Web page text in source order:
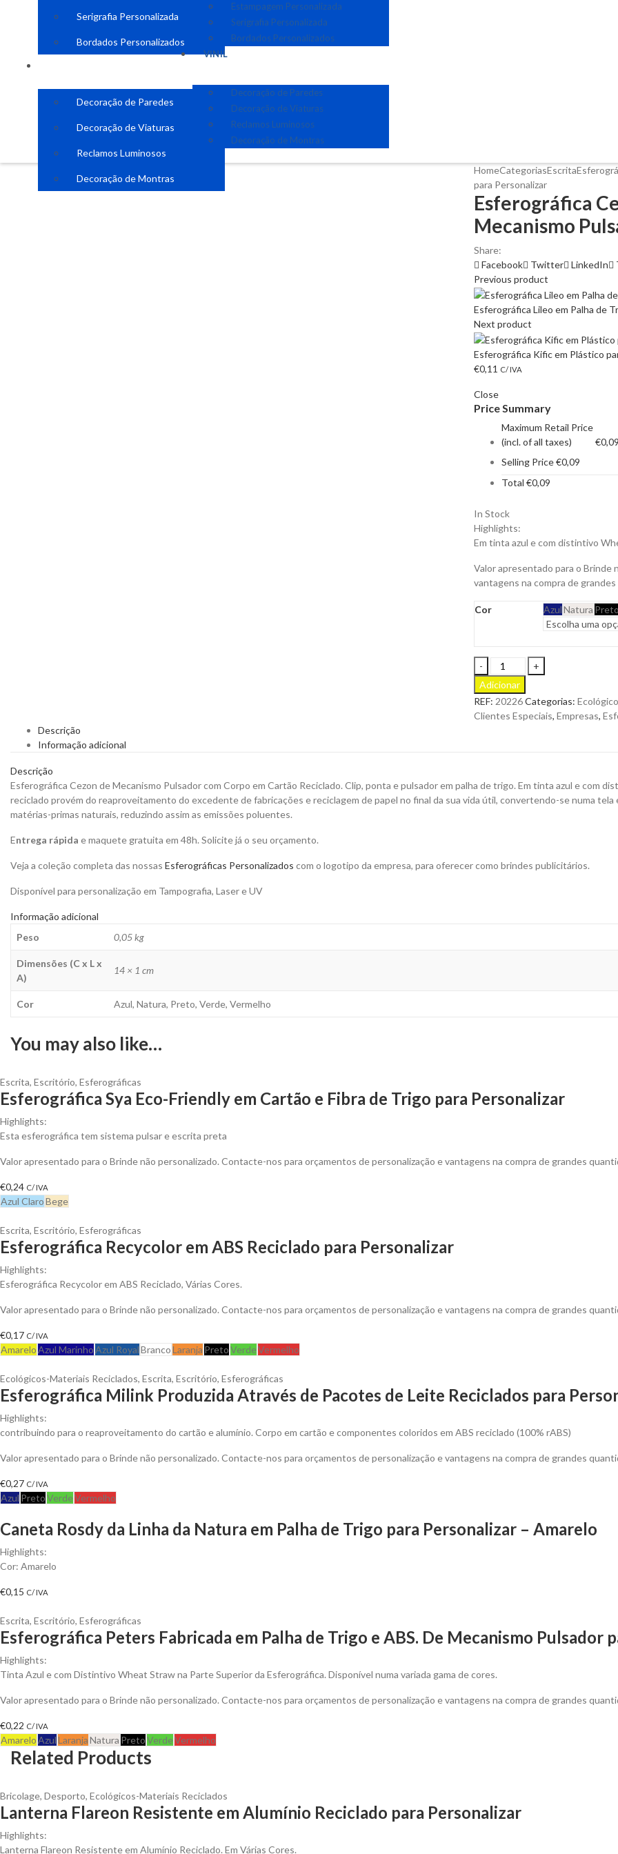
Serigrafia Personalizada
Bordados Personalizados
Decoração de Paredes
Decoração de Viaturas
Reclamos Luminosos
Decoração de Montras
Estampagem Personalizada
Serigrafia Personalizada
Bordados Personalizados
VINIL
Decoração de Paredes
Decoração de Viaturas
Reclamos Luminosos
Decoração de Montras
HomeCategoriasEscrita
para Personalizar
Esferográfica
Mecanismo
Share:
Facebook
Twitter LinkedIn
Previous product
Esferográfica Lileo em Palha de
Next product
Esferográfica Kific em Plástico
€0,11 C/ IVA
Close
Price Summary
Maximum Retail Price
(incl. of all taxes)
€0,09
Selling Price€0,09
Total €0,09
In Stock
Highlights:
Em tinta azul e com distintivo
Valor apresentado para o Brinde
vantagens na compra de
Cor AzulNatura Preto
Esferográfica
Cezon
em
Cartão
Reciclado
Personalizar
quantity
Adicionar
REF: 20226Categorias:
Clientes Especiais, Empresas,
Descrição
Informação adicional
Descrição
Esferográfica Cezon de Mecanismo Pulsador com Corpo em Cartão Reciclado. Clip, ponta e pulsador em palha de trigo. Em tinta azul e com
reciclado provém do reaproveitamento do excedente de fabricações e reciclagem de papel no final da sua vida útil, convertendo-se numa
matérias-primas naturais, reduzindo assim as emissões poluentes.
Entrega rápida e maquete gratuita em 48h. Solicite já o seu orçamento.
Veja a coleção completa das nossas Esferográficas Personalizados com o logotipo da empresa, para oferecer como brindes publicitários.
Disponível para personalização em Tampografia, Laser e UV
Informação adicional
Peso
0,05 kg
Dimensões (C x L x
A)
14 × 1 cm
Cor Azul, Natura, Preto, Verde, Vermelho
You may also like…
Escrita, Escritório, Esferográficas
Esferográfica Sya Eco-Friendly em Cartão e Fibra de Trigo para Personalizar
Highlights:
Esta esferográfica tem sistema pulsar e escrita preta
Valor apresentado para o Brinde não personalizado. Contacte-nos para orçamentos de personalização e vantagens na compra de grandes
€0,24 C/ IVA
Azul ClaroBege
Escrita, Escritório, Esferográficas
Esferográfica Recycolor em ABS Reciclado para Personalizar
Highlights:
Esferográfica Recycolor em ABS Reciclado, Várias Cores.
Valor apresentado para o Brinde não personalizado. Contacte-nos para orçamentos de personalização e vantagens na compra de grandes
€0,17 C/ IVA
AmareloAzul MarinhoAzul RoyalBrancoLaranja PretoVerdeVermelho
Ecológicos-Materiais Reciclados, Escrita, Escritório, Esferográficas
Esferográfica Milink Produzida Através de Pacotes de Leite Reciclados para
Highlights:
contribuindo para o reaproveitamento do cartão e alumínio. Corpo em cartão e componentes coloridos em ABS reciclado (100% rABS)
Valor apresentado para o Brinde não personalizado. Contacte-nos para orçamentos de personalização e vantagens na compra de grandes
€0,27 C/ IVA
Azul PretoVerdeVermelho
Caneta Rosdy da Linha da Natura em Palha de Trigo para Personalizar – Amarelo
Highlights:
Cor: Amarelo
€0,15 C/ IVA
Escrita, Escritório, Esferográficas
Esferográfica Peters Fabricada em Palha de Trigo e ABS. De Mecanismo Pulsador
Highlights:
Tinta Azul e com Distintivo Wheat Straw na Parte Superior da Esferográfica. Disponível numa variada gama de cores.
Valor apresentado para o Brinde não personalizado. Contacte-nos para orçamentos de personalização e vantagens na compra de grandes
€0,22 C/ IVA
AmareloAzulLaranjaNatura PretoVerdeVermelho
Related Products
Bricolage, Desporto, Ecológicos-Materiais Reciclados
Lanterna Flareon Resistente em Alumínio Reciclado para Personalizar
Highlights:
Lanterna Flareon Resistente em Alumínio Reciclado. Em Várias Cores.